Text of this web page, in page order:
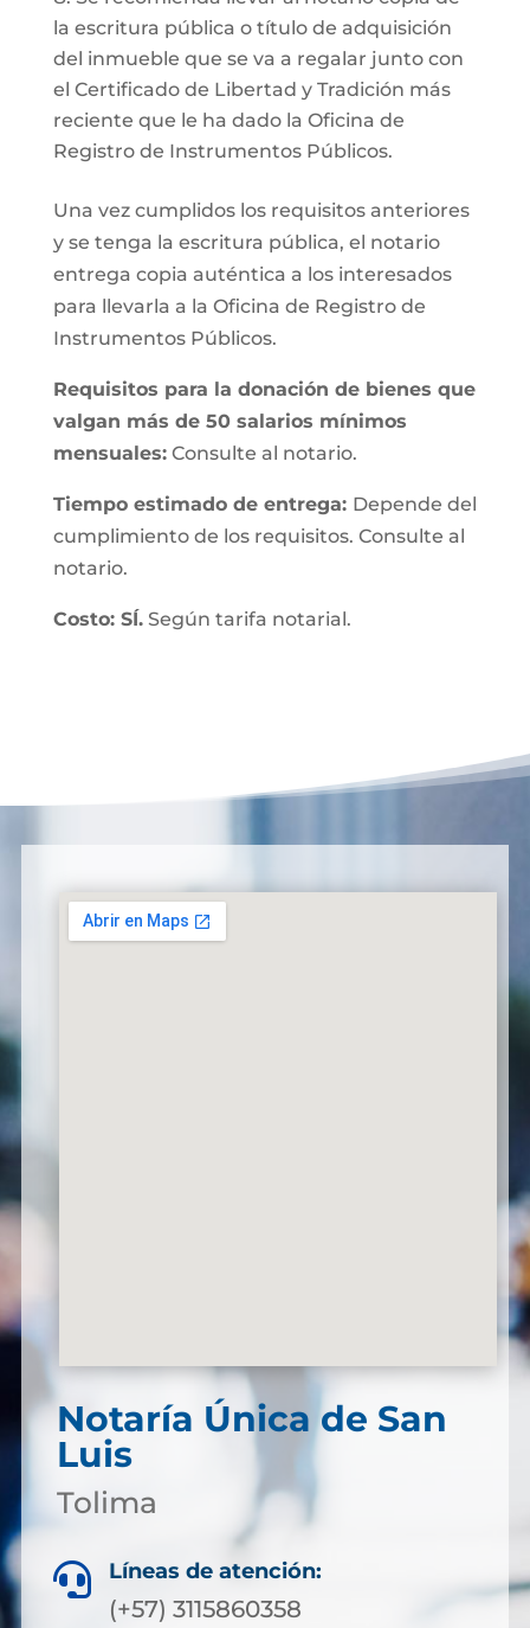
la escritura pública o título de adquisición
del inmueble que se va a regalar junto con
el Certificado de Libertad y Tradición más
reciente que le ha dado la Oficina de
Registro de Instrumentos Públicos.
Una vez cumplidos los requisitos anteriores
y se tenga la escritura pública, el notario
entrega copia auténtica a los interesados
para llevarla a la Oficina de Registro de
Instrumentos Públicos.
Requisitos para la donación de bienes que
valgan más de 50 salarios mínimos
mensuales:Consulte al notario.
Tiempo estimado de entrega: Depende del
cumplimiento de los requisitos. Consulte al
notario.
Costo: SÍ.Según tarifa notarial.
Notaría Única de San
Luis
Tolima
 Líneas de atención:
(+57) 3115860358